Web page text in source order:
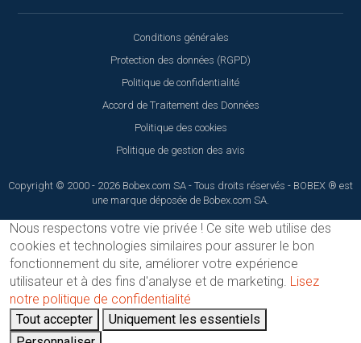
Conditions générales
Protection des données (RGPD)
Politique de confidentialité
Accord de Traitement des Données
Politique des cookies
Politique de gestion des avis
Copyright © 2000 - 2026 Bobex.com SA - Tous droits réservés - BOBEX ® est
une marque déposée de Bobex.com SA.
Nous respectons votre vie privée ! Ce site web utilise des
cookies et technologies similaires pour assurer le bon
fonctionnement du site, améliorer votre expérience
utilisateur et à des fins d'analyse et de marketing. Lisez
notre politique de confidentialité
Tout accepter
Uniquement les essentiels